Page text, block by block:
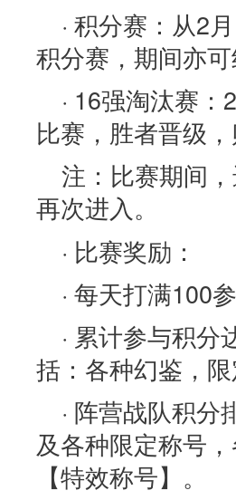
· 积分赛：从2
积分赛，期间亦可
· 16强淘汰赛
比赛，胜者晋级
注：比赛期间
再次进入。
· 比赛奖励：
· 每天打满100
· 累计参与积
括：各种幻鉴，
· 阵营战队积
及各种限定称号
【特效称号】。